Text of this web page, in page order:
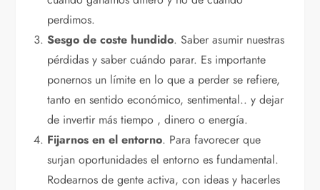
perdimos.
Sesgo de coste hundido. Saber asumir nuestras
pérdidas y saber cuándo parar. Es importante
ponernos un límite en lo que a perder se refiere,
tanto en sentido económico, sentimental.. y dejar
de invertir más tiempo , dinero o energía.
Fijarnos en el entorno. Para favorecer que
surjan oportunidades el entorno es fundamental.
Rodearnos de gente activa, con ideas y hacerles